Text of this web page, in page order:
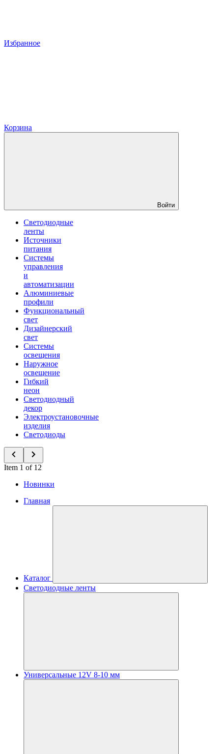
Избранное
Корзина
Войти
Светодиодные
ленты
Источники
питания
Системы
управления
и
автоматизации
Алюминиевые
профили
Функциональный
свет
Дизайнерский
свет
Системы
освещения
Наружное
освещение
Гибкий
неон
Светодиодный
декор
Электроустановочные
изделия
Светодиоды
Item 1 of 12
Новинки
Главная
Каталог
Светодиодные ленты
Универсальные 12V 8-10 мм